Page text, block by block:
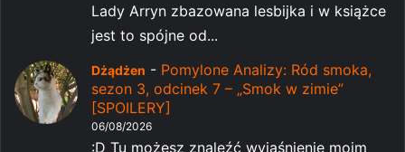
Lady Arryn zbazowana lesbijka i w książce
jest to spójne od...
Dżądżen - Pomylone Analizy: Ród smoka,
sezon 3, odcinek 7 – „Smok w zimie”
[SPOILERY]
06/08/2026
:D Tu możesz znaleźć wyjaśnienie moim